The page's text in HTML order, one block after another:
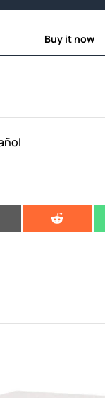
Buy it now